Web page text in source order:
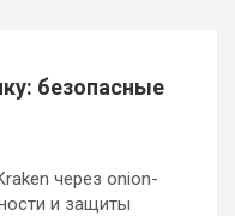
безопасные
через onion-
и защиты